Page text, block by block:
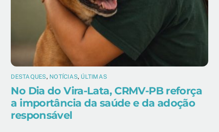
DESTAQUES, NOTÍCIAS, ÚLTIMAS
No Dia do Vira-Lata, CRMV-PB reforça
a importância da saúde e da adoção
responsável